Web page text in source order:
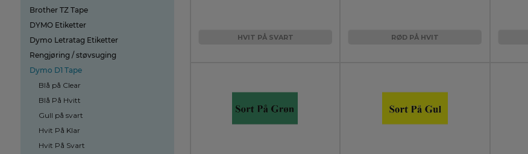
Brother TZ Tape
DYMO Etiketter
Dymo Letratag Etiketter
Rengjøring / støvsuging
Dymo D1 Tape
Blå på Clear
Blå På Hvitt
Gull på svart
Hvit På Klar
Hvit På Svart
HVIT PÅ SVART RØD PÅ HVIT